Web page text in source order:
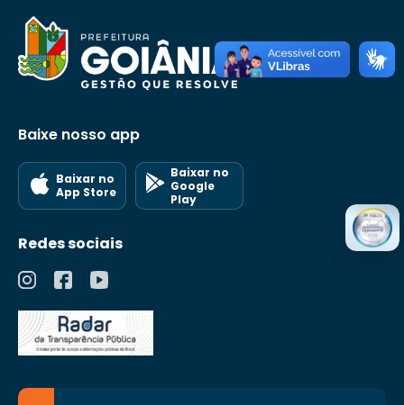
Baixe nosso app
Baixar no
App Store
Baixar no
Google
Play
Redes sociais